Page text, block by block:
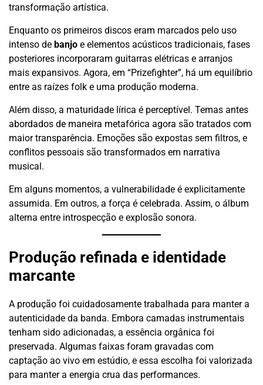
transformação artística.
Enquanto os primeiros discos eram marcados pelo uso
intenso de banjo e elementos acústicos tradicionais, fases
posteriores incorporaram guitarras elétricas e arranjos
mais expansivos. Agora, em “Prizefighter”, há um equilíbrio
entre as raízes folk e uma produção moderna.
Além disso, a maturidade lírica é perceptível. Temas antes
abordados de maneira metafórica agora são tratados com
maior transparência. Emoções são expostas sem filtros, e
conflitos pessoais são transformados em narrativa
musical.
Em alguns momentos, a vulnerabilidade é explicitamente
assumida. Em outros, a força é celebrada. Assim, o álbum
alterna entre introspecção e explosão sonora.
Produção refinada e identidade
marcante
A produção foi cuidadosamente trabalhada para manter a
autenticidade da banda. Embora camadas instrumentais
tenham sido adicionadas, a essência orgânica foi
preservada. Algumas faixas foram gravadas com
captação ao vivo em estúdio, e essa escolha foi valorizada
para manter a energia crua das performances.